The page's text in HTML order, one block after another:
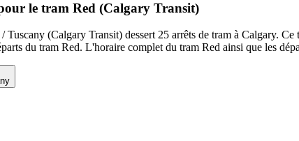
le tram Red (Calgary Transit)
(Calgary Transit) dessert 25 arrêts de tram à Calgary.
du tram Red. L'horaire complet du tram Red ainsi que les